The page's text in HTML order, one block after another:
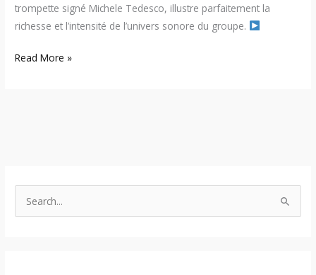
trompette signé Michele Tedesco, illustre parfaitement la
richesse et l’intensité de l’univers sonore du groupe.
Read More »